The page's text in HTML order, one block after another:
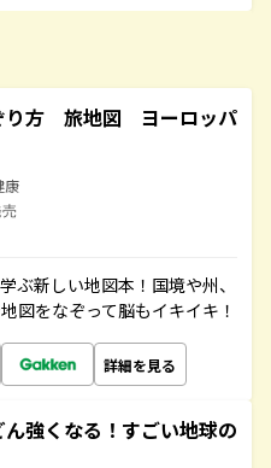
り方 旅地図 ヨーロッパ
康
ぶ新しい地図本！国境や州、
図をなぞって脳もイキイキ！
詳細を見る
強くなる！すごい地球の